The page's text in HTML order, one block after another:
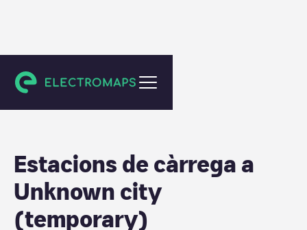
Belén
Estacions de càrrega a
Unknown city
(temporary)